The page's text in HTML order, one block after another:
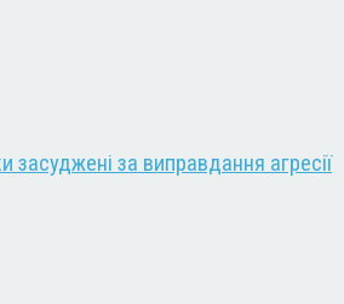
засуджені за виправдання агресії